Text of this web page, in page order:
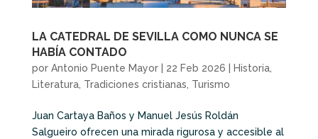
LA CATEDRAL DE SEVILLA COMO NUNCA SE
HABÍA CONTADO
por Antonio Puente Mayor| 22 Feb 2026 Historia,
Literatura, Tradiciones cristianas Turismo
Juan Cartaya Baños y Manuel Jesús Roldán
Salgueiro ofrecen una mirada rigurosa y accesible al